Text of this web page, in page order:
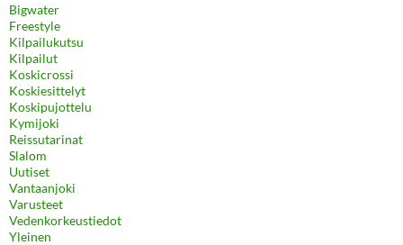
Bigwater
Freestyle
Kilpailukutsu
Kilpailut
Koskicrossi
Koskiesittelyt
Koskipujottelu
Kymijoki
Reissutarinat
Slalom
Uutiset
Vantaanjoki
Varusteet
Vedenkorkeustiedot
Yleinen